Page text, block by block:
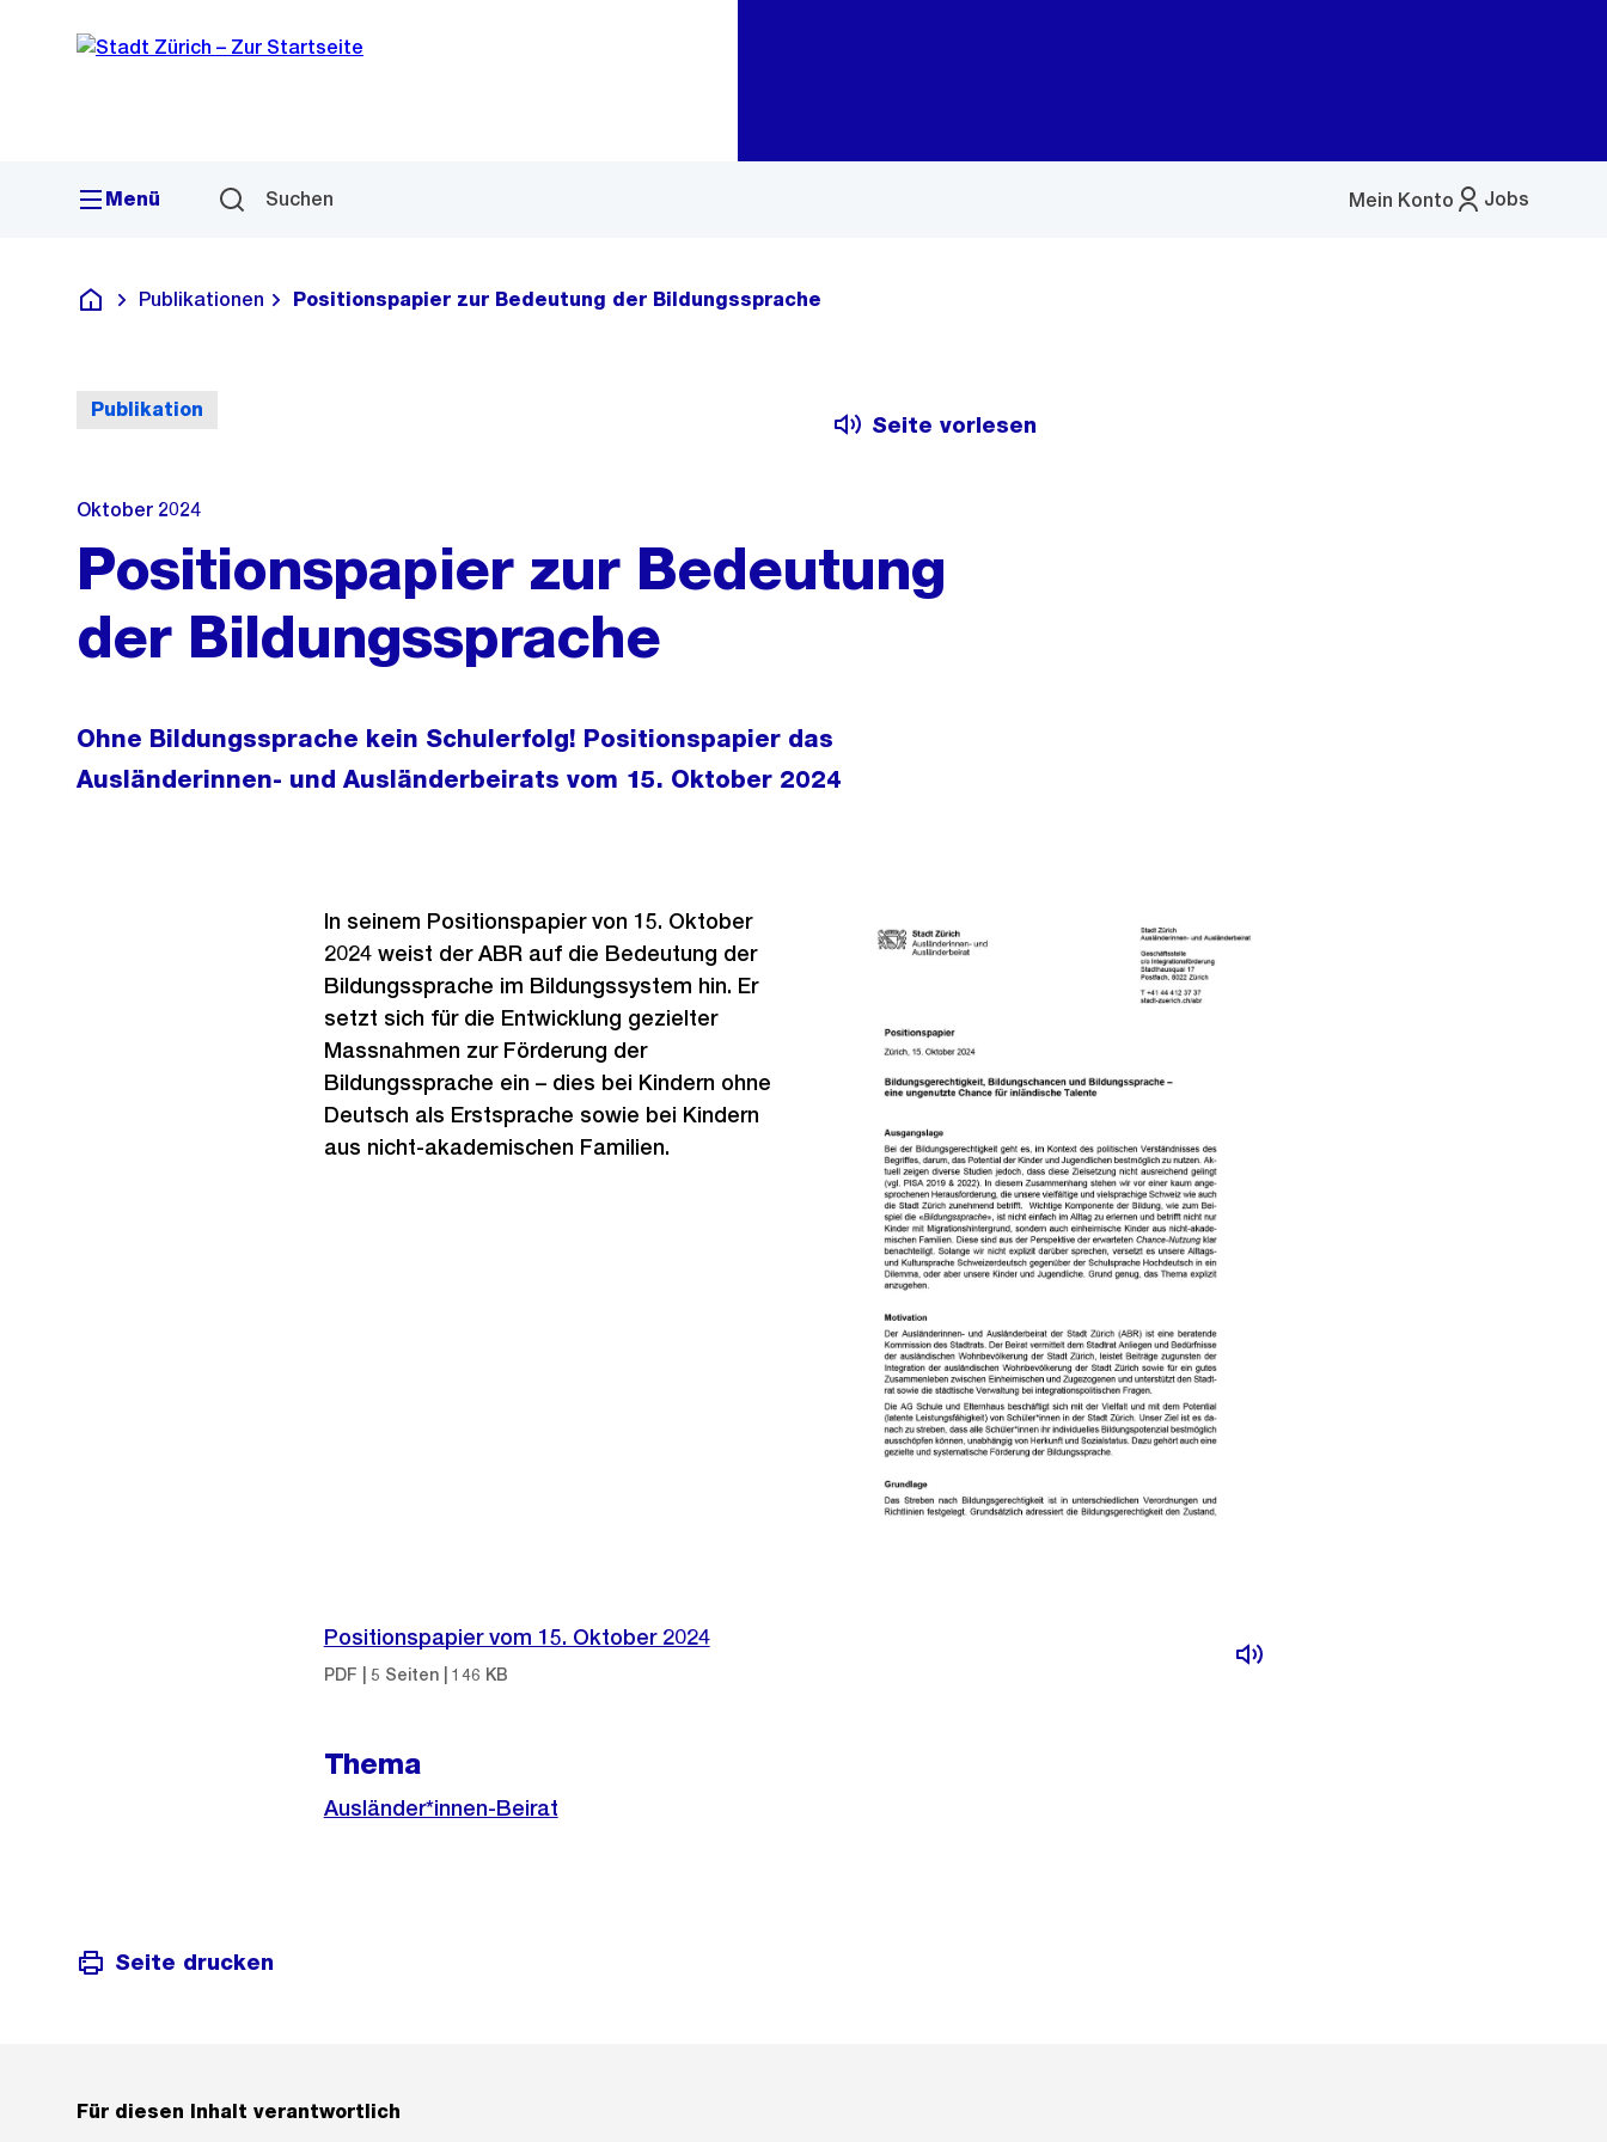
Navigation
Sprunglink
Menü Suchen Jobs
Mein Konto
Menü
Deutsch
Publikationen Positionspapier zur Bedeutung der Bildungssprache
Publikation
Seite vorlesen
Oktober 2024
Positionspapier zur Bedeutung
der Bildungssprache
Ohne Bildungssprache kein Schulerfolg! Positionspapier das
Ausländerinnen- und Ausländerbeirats vom 15. Oktober 2024
In seinem Positionspapier von 15. Oktober
2024 weist der ABR auf die Bedeutung der
Bildungssprache im Bildungssystem hin. Er
setzt sich für die Entwicklung gezielter
Massnahmen zur Förderung der
Bildungssprache ein – dies bei Kindern ohne
Deutsch als Erstsprache sowie bei Kindern
aus nicht-akademischen Familien.
Positionspapier vom 15. Oktober 2024
PDF | 5 Seiten | 146 KB
Thema
Ausländer*innen-Beirat
Seite drucken
Für diesen Inhalt verantwortlich